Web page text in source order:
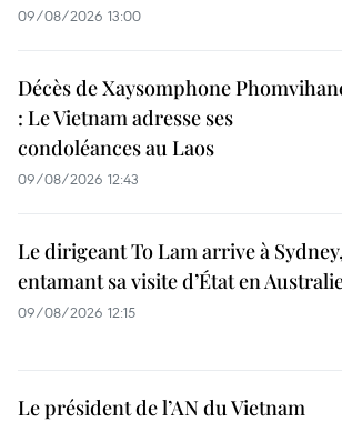
09/08/2026 13:00
Décès de Xaysomphone
: Le Vietnam adresse ses
condoléances au Laos
09/08/2026 12:43
Le dirigeant To Lam arrive à Sydney,
entamant sa visite d’État en
09/08/2026 12:15
Le président de l’AN du Vietnam